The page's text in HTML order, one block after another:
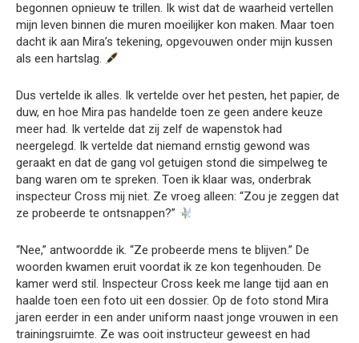
begonnen opnieuw te trillen. Ik wist dat de waarheid vertellen
mijn leven binnen die muren moeilijker kon maken. Maar toen
dacht ik aan Mira’s tekening, opgevouwen onder mijn kussen
als een hartslag.
Dus vertelde ik alles. Ik vertelde over het pesten, het papier, de
duw, en hoe Mira pas handelde toen ze geen andere keuze
meer had. Ik vertelde dat zij zelf de wapenstok had
neergelegd. Ik vertelde dat niemand ernstig gewond was
geraakt en dat de gang vol getuigen stond die simpelweg te
bang waren om te spreken. Toen ik klaar was, onderbrak
inspecteur Cross mij niet. Ze vroeg alleen: “Zou je zeggen dat
ze probeerde te ontsnappen?”
“Nee,” antwoordde ik. “Ze probeerde mens te blijven.” De
woorden kwamen eruit voordat ik ze kon tegenhouden. De
kamer werd stil. Inspecteur Cross keek me lange tijd aan en
haalde toen een foto uit een dossier. Op de foto stond Mira
jaren eerder in een ander uniform naast jonge vrouwen in een
trainingsruimte. Ze was ooit instructeur geweest en had